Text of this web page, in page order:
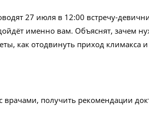
27 июля в 12:00 встречу-
именно вам. Объяснят, зачем
как отодвинуть приход
получить рекомендации